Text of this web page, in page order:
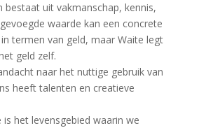
bestaat uit vakmanschap, kennis,
waarde kan een concrete
termen van geld, maar Waite legt
geld zelf.
naar het nuttige gebruik van
heeft talenten en creatieve
het levensgebied waarin we